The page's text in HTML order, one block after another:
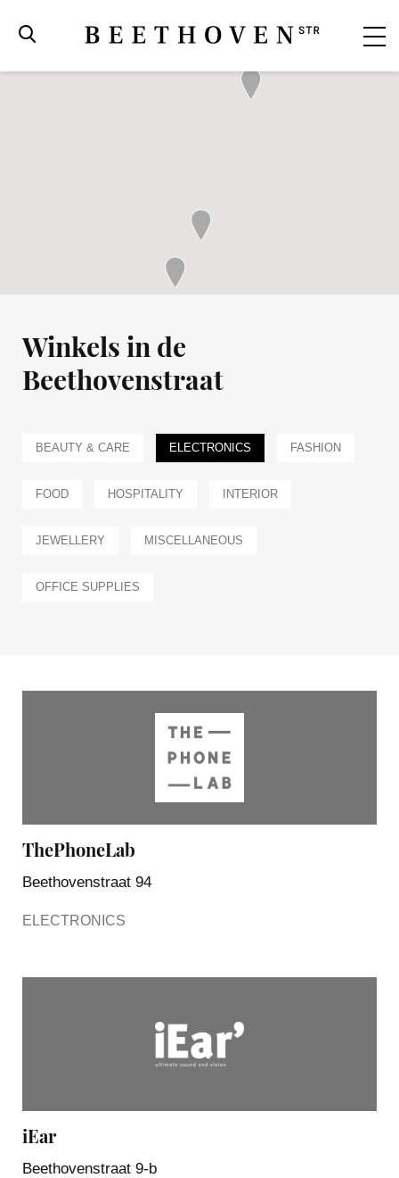
Winkels in de
Beethovenstraat
BEAUTY & CARE ELECTRONICS FASHION
FOOD HOSPITALITY INTERIOR
JEWELLERY MISCELLANEOUS
OFFICE SUPPLIES
ThePhoneLab
Beethovenstraat 94
ELECTRONICS
iEar
Beethovenstraat 9-b